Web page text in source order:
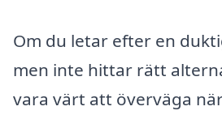
Om du letar efter en
men inte hittar rätt
vara värt att överväga